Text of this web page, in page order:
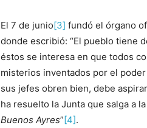
El 7 de junio[3] fundó el órgano
donde escribió: “El pueblo tiene
éstos se interesa en que todos
misterios inventados por el
sus jefes obren bien, debe
ha resuelto la Junta que salga a
Buenos Ayres”[4].